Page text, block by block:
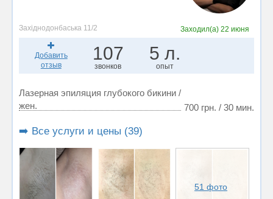
Західнодонбаська 11/2 Заходил(а)22 июня
Добавить
отзыв
107
звонков
5 л.
опыт
Лазерная эпиляция глубокого бикини /
жен.
700 грн. / 30 мин.
➡️ Все услуги и цены (39)
51 фото